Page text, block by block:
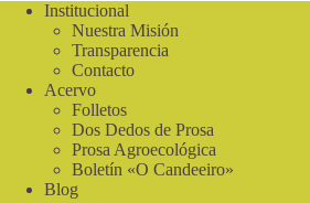
Institucional
Nuestra Misión
Transparencia
Contacto
Acervo
Folletos
Dos Dedos de Prosa
Prosa Agroecológica
Boletín «O Candeeiro»
Blog